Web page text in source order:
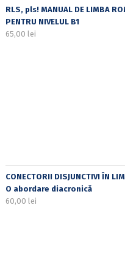
RLS, pls! MANUAL DE LIMBA
PENTRU NIVELUL B1
65,00 lei
CONECTORII DISJUNCTIVI ÎN
O abordare diacronică
60,00 lei